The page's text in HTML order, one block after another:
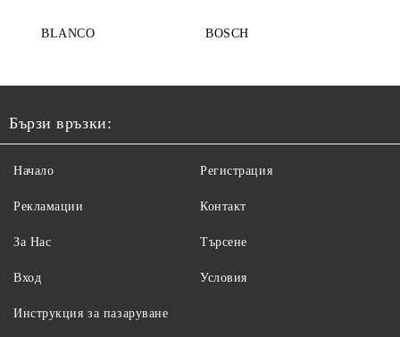
BLANCO BOSCH
Бързи връзки:
Начало
Рекламации
За Нас
Вход
Регистрация
Контакт
Търсене
Условия
Инструкция за пазаруване